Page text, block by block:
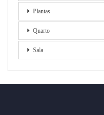
Plantas
Quarto
Sala